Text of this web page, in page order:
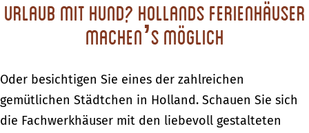
Urlaub mit Hund? Hollands Ferienhäuser
machen’s möglich
Oder besichtigen Sie eines der zahlreichen
gemütlichen Städtchen in Holland. Schauen Sie sich
die Fachwerkhäuser mit den liebevoll gestalteten